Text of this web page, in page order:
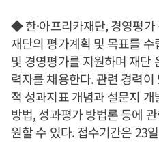
◆ 한·아프리카재단, 경영평가
재단의 평가계획 및 목표를
및 경영평가를 지원하며 재단
력자를 채용한다. 관련 경력
적 성과지표 개념과 설문지
방법, 성과평가 방법론 등에
원할 수 있다. 접수기간은 23